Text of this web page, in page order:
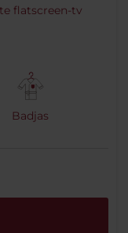
flatscreen-tv
Badjas